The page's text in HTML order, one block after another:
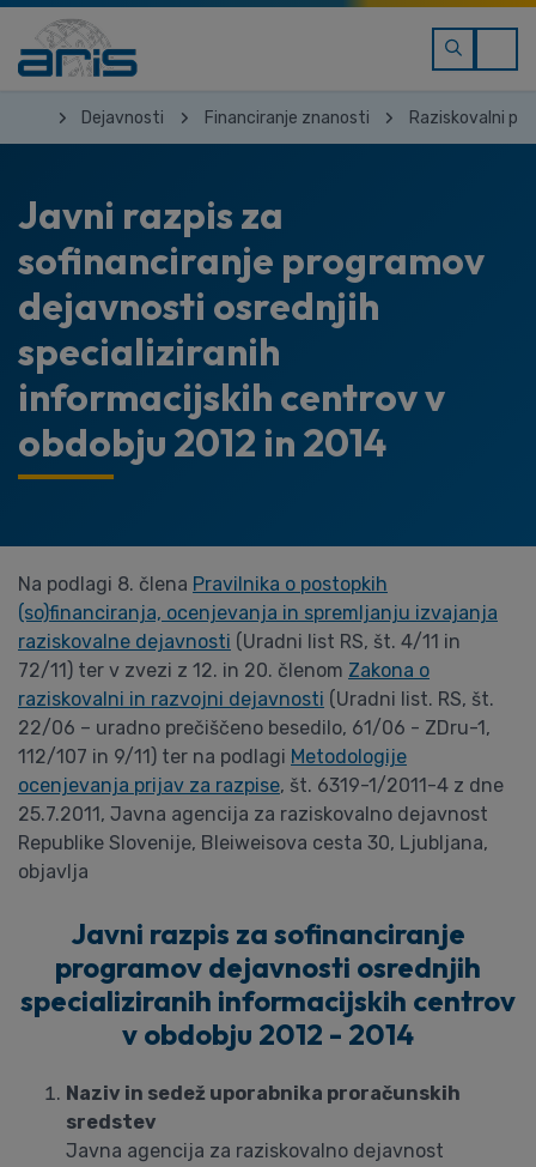
Dejavnosti Financiranje znanosti Raziskovalni
Javni razpis za
sofinanciranje programov
dejavnosti osrednjih
specializiranih
informacijskih centrov v
obdobju 2012 in 2014
Na podlagi 8. člena Pravilnika o postopkih
(so)financiranja, ocenjevanja in spremljanju izvajanja
raziskovalne dejavnosti (Uradni list RS, št. 4/11 in
72/11) ter v zvezi z 12. in 20. členom Zakona o
raziskovalni in razvojni dejavnosti (Uradni list. RS, št.
22/06 – uradno prečiščeno besedilo, 61/06 - ZDru-1,
112/107 in 9/11) ter na podlagi Metodologije
ocenjevanja prijav za razpise, št. 6319-1/2011-4 z dne
25.7.2011, Javna agencija za raziskovalno dejavnost
Republike Slovenije, Bleiweisova cesta 30, Ljubljana,
objavlja
Javni razpis za sofinanciranje
programov dejavnosti osrednjih
specializiranih informacijskih centrov
v obdobju 2012 - 2014
Naziv in sedež uporabnika proračunskih
sredstev
Javna agencija za raziskovalno dejavnost